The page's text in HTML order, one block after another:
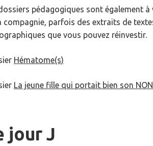
pédagogiques sont également
compagnie, parfois des extraits de
que vous pouvez réinvestir.
Hématome(s)
La jeune fille qui portait bien son NON
jour J